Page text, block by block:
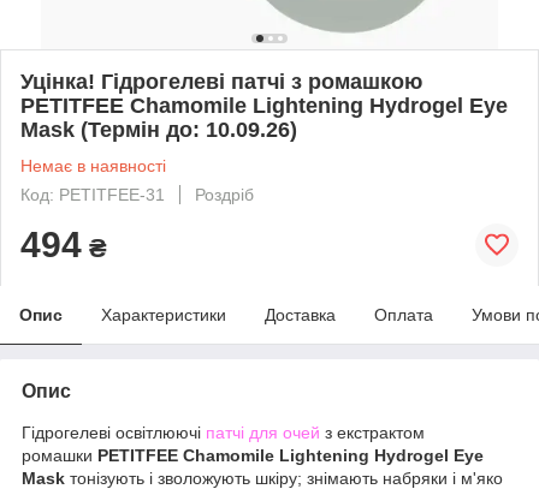
Уцінка! Гідрогелеві патчі з ромашкою
PETITFEE Chamomile Lightening Hydrogel Eye
Mask (Термін до: 10.09.26)
Немає в наявності
Код: PETITFEE-31
Роздріб
494 ₴
Опис Характеристики Доставка Оплата Умови
Опис
Гідрогелеві освітлюючі патчі для очей з екстрактом
ромашки PETITFEE Chamomile Lightening Hydrogel Eye
Mask тонізують і зволожують шкіру; знімають набряки і м'яко